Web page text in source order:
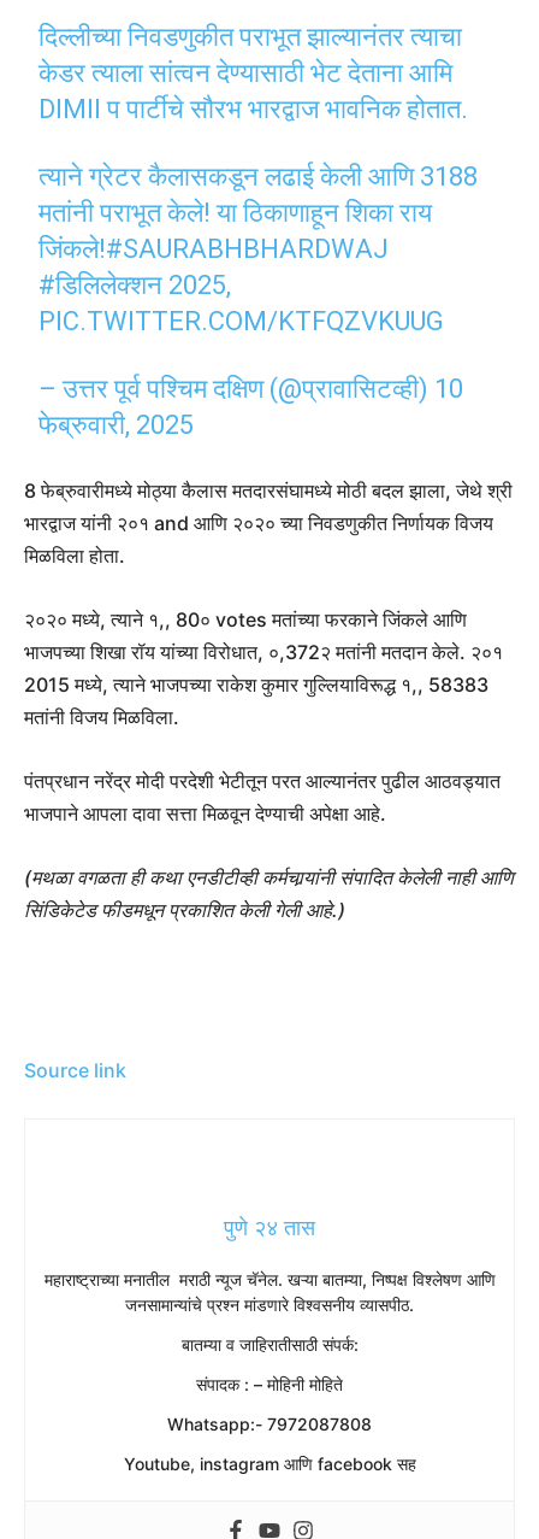
दिल्लीच्या निवडणुकीत पराभूत झाल्यानंतर त्याचा
केडर त्याला सांत्वन देण्यासाठी भेट देताना आमि
DIMII प पार्टीचे सौरभ भारद्वाज भावनिक होतात.
त्याने ग्रेटर कैलासकडून लढाई केली आणि 3188
मतांनी पराभूत केले! या ठिकाणाहून शिका राय
जिंकले!#SAURABHBHARDWAJ
#डिलिलेक्शन 2025,
PIC.TWITTER.COM/KTFQZVKUUG
– उत्तर पूर्व पश्चिम दक्षिण (@प्रावासिटव्ही) 10
फेब्रुवारी, 2025
8 फेब्रुवारीमध्ये मोठ्या कैलास मतदारसंघामध्ये मोठी बदल झाला, जेथे श्री
भारद्वाज यांनी २०१ and आणि २०२० च्या निवडणुकीत निर्णायक विजय
मिळविला होता.
२०२० मध्ये, त्याने १,, 80० votes मतांच्या फरकाने जिंकले आणि
भाजपच्या शिखा रॉय यांच्या विरोधात, ०,372२ मतांनी मतदान केले. २०१
2015 मध्ये, त्याने भाजपच्या राकेश कुमार गुल्लियाविरूद्ध १,, 58383
मतांनी विजय मिळविला.
पंतप्रधान नरेंद्र मोदी परदेशी भेटीतून परत आल्यानंतर पुढील आठवड्यात
भाजपाने आपला दावा सत्ता मिळवून देण्याची अपेक्षा आहे.
(मथळा वगळता ही कथा एनडीटीव्ही कर्मचार्‍यांनी संपादित केलेली नाही आणि
सिंडिकेटेड फीडमधून प्रकाशित केली गेली आहे.)
Source link
पुणे २४ तास
महाराष्ट्राच्या मनातील मराठी न्यूज चॅनेल. खऱ्या बातम्या, निष्पक्ष विश्लेषण आणि
जनसामान्यांचे प्रश्न मांडणारे विश्वसनीय व्यासपीठ.
बातम्या व जाहिरातीसाठी संपर्क:
संपादक : – मोहिनी मोहिते
Whatsapp:- 7972087808
Youtube, instagram आणि facebook सह